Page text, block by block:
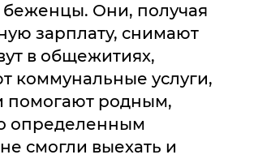
беженцы. Они, получая
зарплату, снимают
в общежитиях,
коммунальные услуги,
помогают родным,
определенным
смогли выехать и